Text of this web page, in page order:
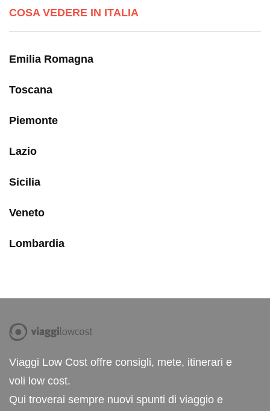
COSA VEDERE IN ITALIA
Emilia Romagna
Toscana
Piemonte
Lazio
Sicilia
Veneto
Lombardia
Viaggi Low Cost offre consigli, mete, itinerari e
voli low cost.
Qui troverai sempre nuovi spunti di viaggio e